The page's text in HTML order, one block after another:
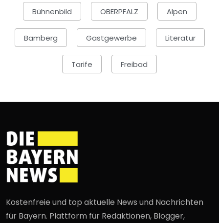
Bühnenbild OBERPFALZ Alpen
Bamberg Gastgewerbe Literatur
Tarife Freibad
Kostenfreie und top aktuelle News und Nachrichten
für Bayern. Plattform für Redaktionen, Blogger,